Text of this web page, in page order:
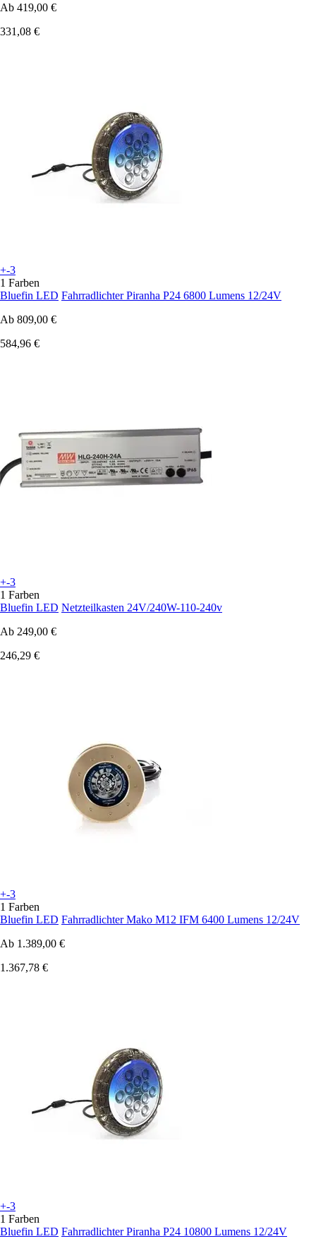
Ab 419,00 €
331,08 €
+-3
1 Farben
Bluefin LED Fahrradlichter Piranha P24 6800 Lumens 12/24V
Ab 809,00 €
584,96 €
+-3
1 Farben
Bluefin LED Netzteilkasten 24V/240W-110-240v
Ab 249,00 €
246,29 €
+-3
1 Farben
Bluefin LED Fahrradlichter Mako M12 IFM 6400 Lumens 12/24V
Ab 1.389,00 €
1.367,78 €
+-3
1 Farben
Bluefin LED Fahrradlichter Piranha P24 10800 Lumens 12/24V